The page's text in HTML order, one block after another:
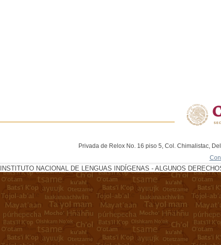
Privada de Relox No. 16 piso 5, Col. Chimalistac,
INSTITUTO NACIONAL DE LENGUAS INDÍGENAS - ALGUNOS